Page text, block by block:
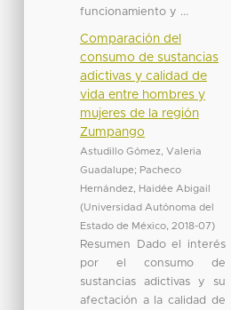
funcionamiento y ...
Comparación del
consumo de sustancias
adictivas y calidad de
vida entre hombres y
mujeres de la región
Zumpango
Astudillo Gómez, Valeria
Guadalupe; Pacheco
Hernández, Haidée Abigail
(Universidad Autónoma del
Estado de México, 2018-07)
Resumen Dado el interés
por el consumo de
sustancias adictivas y su
afectación a la calidad de